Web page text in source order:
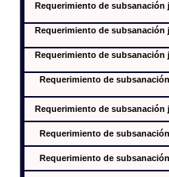
Requerimiento de
Requerimiento de
Requerimiento de
Requerimiento de
Requerimiento de subsanación
Requerimiento de
Requerimiento de